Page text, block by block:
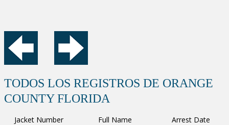
TODOS LOS REGISTROS DE ORANGE
COUNTY FLORIDA
Jacket Number Full Name Arrest Date